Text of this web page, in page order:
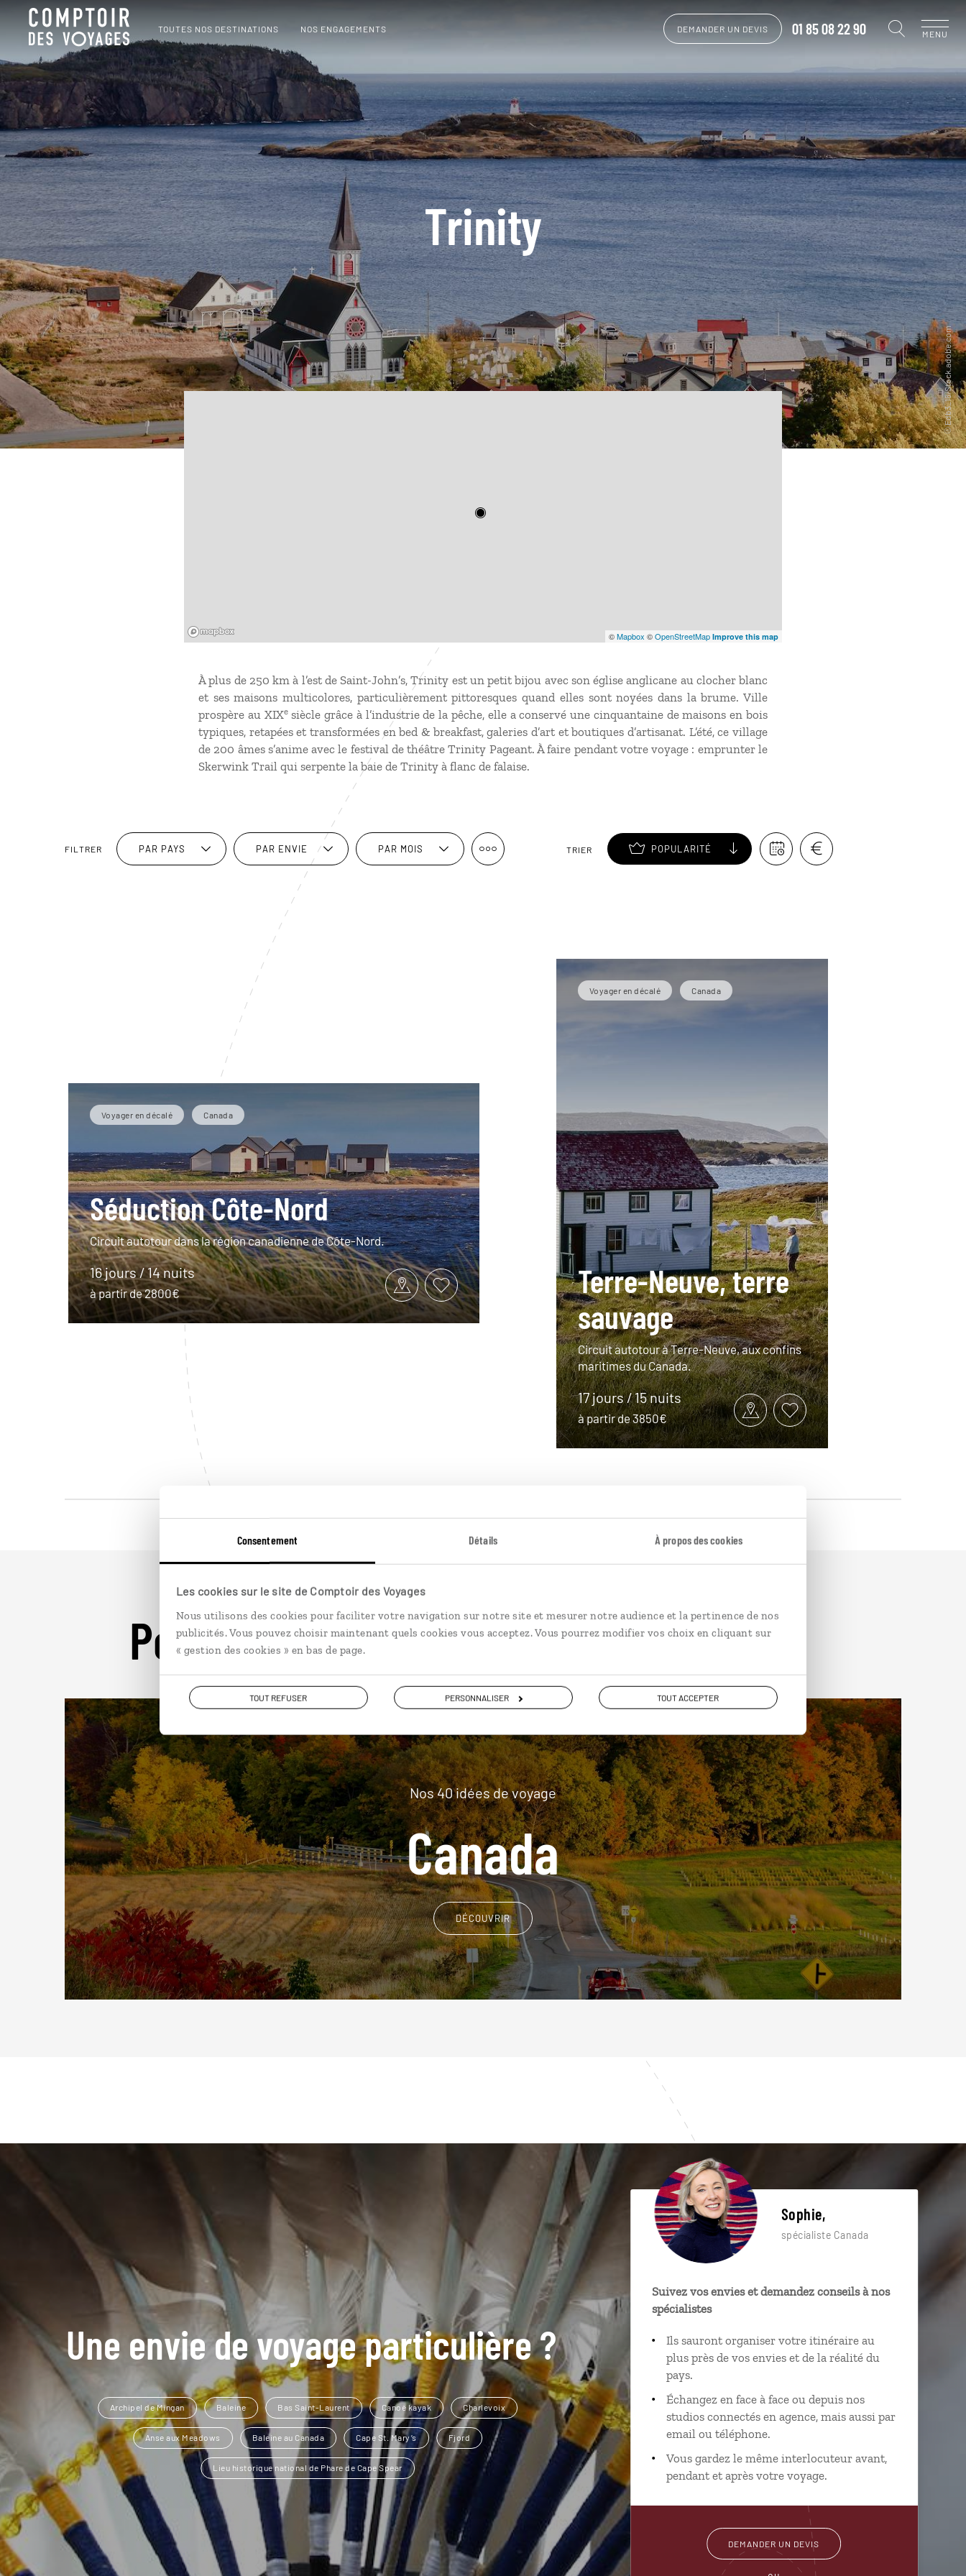
Consentement Détails À propos des cookies
Les cookies sur le site de Comptoir des Voyages
Nous utilisons des cookies pour faciliter votre navigation sur notre site et mesurer notre audience et la pertinence de nos
publicités. Vous pouvez choisir maintenant quels cookies vous acceptez. Vous pourrez modifier vos choix en cliquant sur
« gestion des cookies » en bas de page.
TOUT REFUSER PERSONNALISER TOUT ACCEPTER
TOUTES NOS DESTINATIONS NOS ENGAGEMENTS DEMANDER UN DEVIS 01 85 08 22 90 MENU
Trinity
©Mapbox ©OpenStreetMap Improve this map
À plus de 250 km à l’est de Saint-John’s, Trinity est un petit bijou avec son église anglicane au clocher blanc
et ses maisons multicolores, particulièrement pittoresques quand elles sont noyées dans la brume. Ville
prospère au XIXesiècle grâce à l’industrie de la pêche, elle a conservé une cinquantaine de maisons en bois
typiques, retapées et transformées en bed & breakfast, galeries d’art et boutiques d’artisanat. L’été, ce village
de 200 âmes s’anime avec le festival de théâtre Trinity Pageant. À faire pendant votre voyage : emprunter le
Skerwink Trail qui serpente la baie de Trinity à flanc de falaise.
FILTRER PAR PAYS PAR ENVIE PAR MOIS TRIER POPULARITÉ
Voyager en décalé Canada
Séduction Côte-Nord
Circuit autotour dans la région canadienne de Côte-Nord.
16 jours / 14 nuits
à partir de 2800€
Voyager en décalé Canada
Terre-Neuve, terre
sauvage
Circuit autotour à Terre-Neuve, aux confins
maritimes du Canada.
17 jours / 15 nuits
à partir de 3850€
Pour aller plus loin
Nos 40 idées de voyage
Canada
DÉCOUVRIR
Une envie de voyage particulière ?
Archipel de Mingan Baleine Bas Saint-Laurent Canoë kayak Charlevoix
Anse aux Meadows Baleine au Canada Cape St. Mary’s Fjord
Lieu historique national de Phare de Cape Spear
Sophie,
spécialiste Canada
Suivez vos envies et demandez conseils à nos
spécialistes
Ils sauront organiser votre itinéraire au
plus près de vos envies et de la réalité du
pays.
Échangez en face à face ou depuis nos
studios connectés en agence, mais aussi par
email ou téléphone.
Vous gardez le même interlocuteur avant,
pendant et après votre voyage.
DEMANDER UN DEVIS